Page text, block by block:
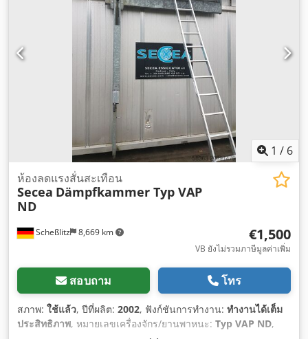
1 / 6
Scheßlitz 8,669 km
ห้องลดแรงสั่นสะเทือน
Secea Dämpfkammer Typ VAP
ND
€1,500
VB ยังไม่รวมภาษีมูลค่าเพิ่ม
สอบถาม โทร
สภาพ: ใช้แล้ว, ปีที่ผลิต: 2002, ฟังก์ชันการทำงาน: ทำงานได้เต็ม
ประสิทธิภาพ, หมายเลขเครื่องจักร/ยานพาหนะ: Typ VAP ND,